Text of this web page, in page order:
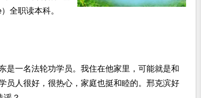
全职读本科。
是一名法轮功学员。我住在他家里，可能就是和
员人很好，很热心，家庭也挺和睦的。邢克滨好